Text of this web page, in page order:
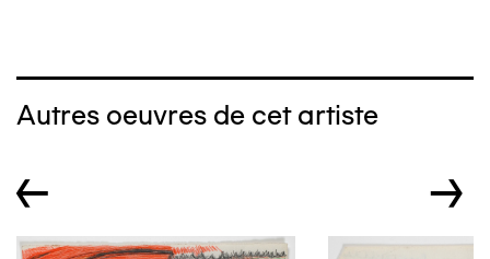
Autres oeuvres de cet artiste
← →